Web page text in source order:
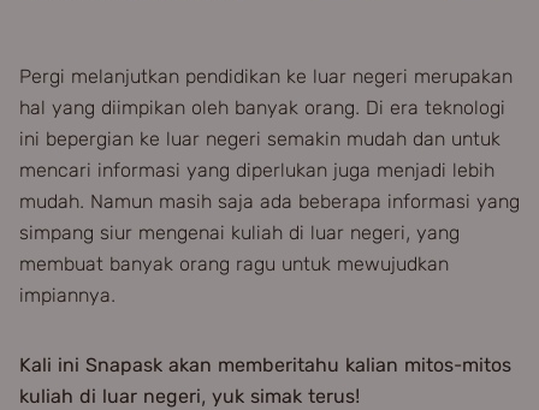
Pergi melanjutkan pendidikan ke luar negeri merupakan
hal yang diimpikan oleh banyak orang. Di era teknologi
ini bepergian ke luar negeri semakin mudah dan untuk
mencari informasi yang diperlukan juga menjadi lebih
mudah. Namun masih saja ada beberapa informasi yang
simpang siur mengenai kuliah di luar negeri, yang
membuat banyak orang ragu untuk mewujudkan
impiannya.
Kali ini Snapask akan memberitahu kalian mitos-mitos
kuliah di luar negeri, yuk simak terus!